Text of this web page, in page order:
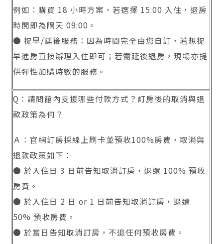
例如：購買 18 小時方案，若選擇 15:00 入住，退房
時間即為隔天 09:00。
● 提早/延後服務：因為時間完全由您自訂，若想提
早進房直接辦理入住即可；若需延後退房，現場亦提
供彈性加購時數的服務。
Q：請問館內支援哪些付款方式？訂房後的取消與退
款政策為何？
Ａ：官網訂房採線上刷卡並預收100%房費，取消與
退款政策如下：
● 於入住日 3 日前告知取消訂房，退還 100% 預收
房費。
● 於入住日 2 日 or 1 日前告知取消訂房，退還
50% 預收房費。
● 於當日告知取消訂房，不退任何預收房費。